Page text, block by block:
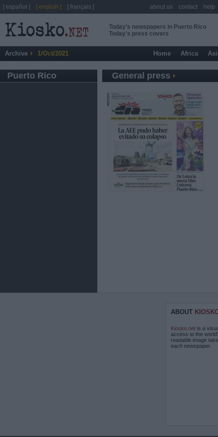
Today's newspapers in Puerto Rico
Today's press covers
Archive 1/Oct/2021 Home Africa
Puerto Rico General press
ABOUT
Kiosko.net is a
access to the
readable image
each newspaper.
[ español ] [ english ] [ français ] about us contact help